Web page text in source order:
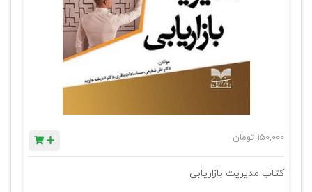
150,000 تومان
کتاب مدیریت بازاریابی